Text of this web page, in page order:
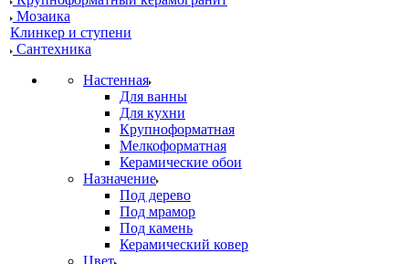
Мозаика
Клинкер и ступени
Сантехника
Настенная
Для ванны
Для кухни
Крупноформатная
Мелкоформатная
Керамические обои
Назначение
Под дерево
Под мрамор
Под камень
Керамический ковер